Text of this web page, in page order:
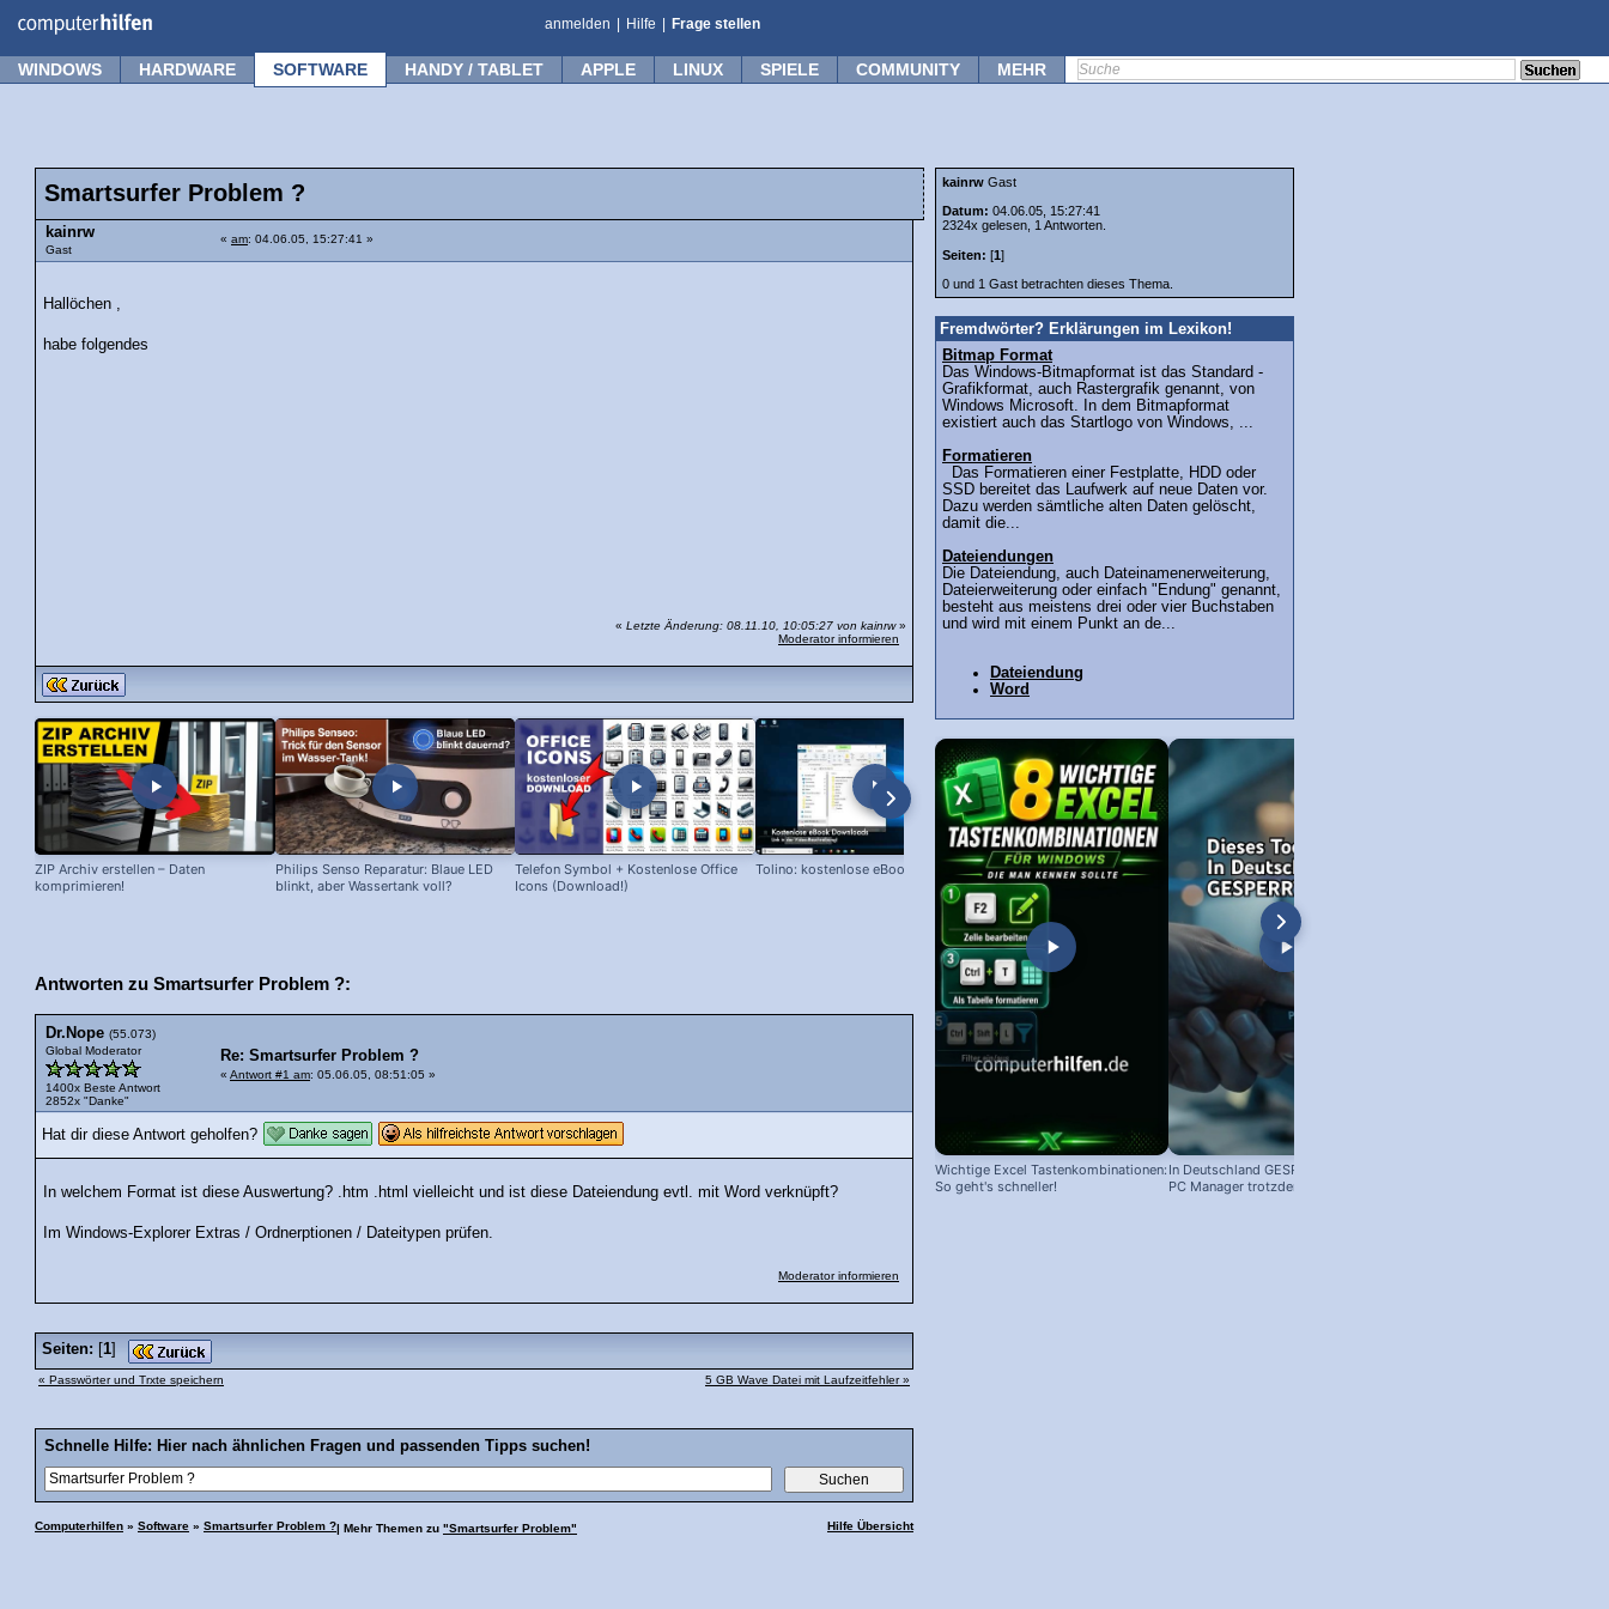
anmelden Hilfe Frage stellen
WINDOWS HARDWARE SOFTWARE HANDY / TABLET APPLE LINUX SPIELE COMMUNITY MEHR
Smartsurfer Problem ?
kainrw
Gast
« am: 04.06.05, 15:27:41 »
Hallöchen ,
habe folgendes
« Letzte Änderung: 08.11.10, 10:05:27 von kainrw»
Moderator informieren
ZIP Archiv erstellen – Daten
komprimieren!
Philips Senso Reparatur: Blaue LED
blinkt, aber Wassertank voll?
Telefon Symbol + Kostenlose Office
Icons (Download!)
Tolino: kostenlose eBooks laden! Snipping Tool stürzt ab - Lösung ✅
Chrome Browser: Sprache ändern –
auf deutsch, english, niederländisch,
türkisch...
Antworten zu Smartsurfer Problem ?:
Dr.Nope (55.073)
Global Moderator
1400x Beste Antwort
2852x "Danke"
Re: Smartsurfer Problem ?
« Antwort #1 am: 05.06.05, 08:51:05 »
Hat dir diese Antwort geholfen?
In welchem Format ist diese Auswertung? .htm .html vielleicht und ist diese Dateiendung evtl. mit Word verknüpft?
Im Windows-Explorer Extras / Ordnerptionen / Dateitypen prüfen.
Moderator informieren
Seiten: [1]
« Passwörter und Trxte speichern 5 GB Wave Datei mit Laufzeitfehler »
Schnelle Hilfe: Hier nach ähnlichen Fragen und passenden Tipps suchen!
Computerhilfen » Software » Smartsurfer Problem ? Hilfe Übersicht
| Mehr Themen zu "Smartsurfer Problem"
kainrw Gast
Datum: 04.06.05, 15:27:41
2324x gelesen, 1 Antworten.
Seiten: [1]
0 und 1 Gast betrachten dieses Thema.
Fremdwörter? Erklärungen im Lexikon!
Bitmap Format
Das Windows-Bitmapformat ist das Standard -
Grafikformat, auch Rastergrafik genannt, von
Windows Microsoft. In dem Bitmapformat
existiert auch das Startlogo von Windows, ...
Formatieren
Das Formatieren einer Festplatte, HDD oder
SSD bereitet das Laufwerk auf neue Daten vor.
Dazu werden sämtliche alten Daten gelöscht,
damit die...
Dateiendungen
Die Dateiendung, auch Dateinamenerweiterung,
Dateierweiterung oder einfach "Endung" genannt,
besteht aus meistens drei oder vier Buchstaben
und wird mit einem Punkt an de...
Dateiendung
Word
Wichtige Excel Tastenkombinationen:
So geht's schneller!
In Deutschland GESPERRT: Microsoft
PC Manager trotzdem installieren